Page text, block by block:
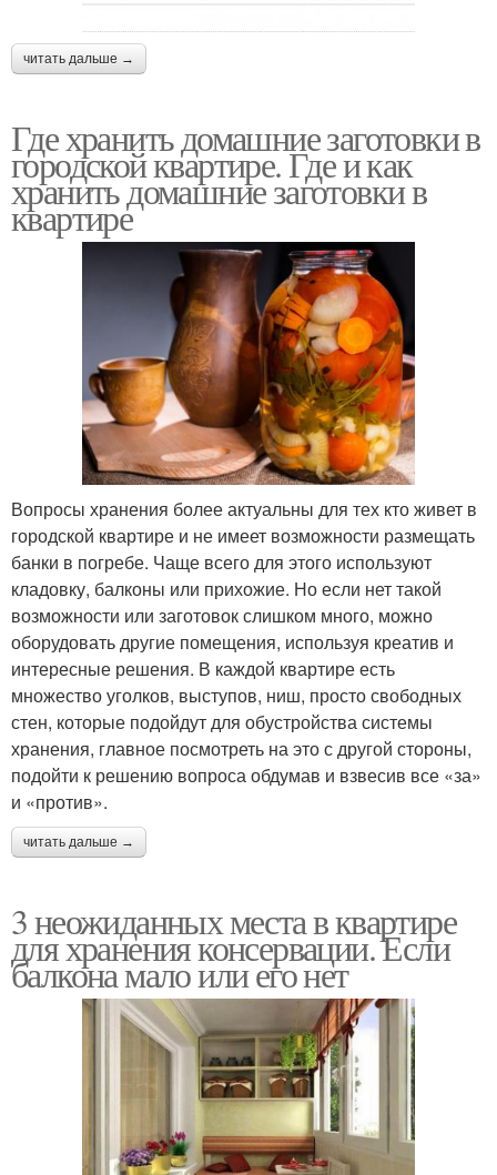
читать дальше →
Где хранить домашние заготовки в
городской квартире. Где и как
хранить домашние заготовки в
квартире
Вопросы хранения более актуальны для тех кто живет в
городской квартире и не имеет возможности размещать
банки в погребе. Чаще всего для этого используют
кладовку, балконы или прихожие. Но если нет такой
возможности или заготовок слишком много, можно
оборудовать другие помещения, используя креатив и
интересные решения. В каждой квартире есть
множество уголков, выступов, ниш, просто свободных
стен, которые подойдут для обустройства системы
хранения, главное посмотреть на это с другой стороны,
подойти к решению вопроса обдумав и взвесив все «за»
и «против».
читать дальше →
3 неожиданных места в квартире
для хранения консервации. Если
балкона мало или его нет